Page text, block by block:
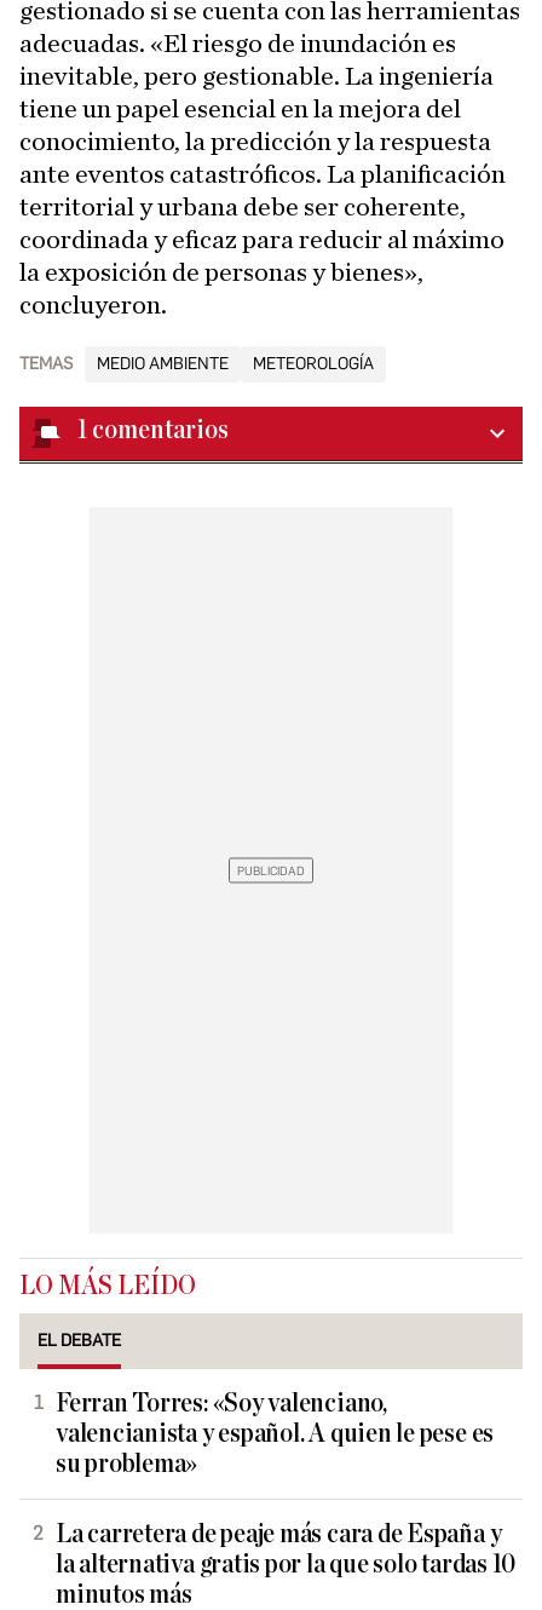
gestionado si se cuenta con las herramientas
adecuadas. «El riesgo de inundación es
inevitable, pero gestionable. La ingeniería
tiene un papel esencial en la mejora del
conocimiento, la predicción y la respuesta
ante eventos catastróficos. La planificación
territorial y urbana debe ser coherente,
coordinada y eficaz para reducir al máximo
la exposición de personas y bienes»,
concluyeron.
TEMAS MEDIO AMBIENTE METEOROLOGÍA
1 comentarios
LO MÁS LEÍDO
EL DEBATE
Ferran Torres: «Soy valenciano,
valencianista y español. A quien le pese es
su problema»
La carretera de peaje más cara de España y
la alternativa gratis por la que solo tardas 10
minutos más